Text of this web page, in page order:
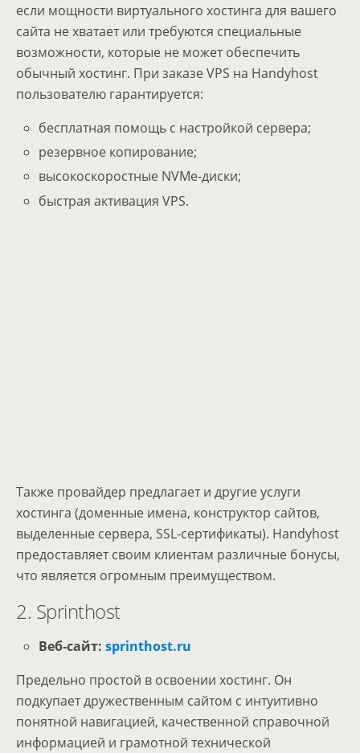
если мощности виртуального хостинга для вашего
сайта не хватает или требуются специальные
возможности, которые не может обеспечить
обычный хостинг. При заказе VPS на Handyhost
пользователю гарантируется:
бесплатная помощь с настройкой сервера;
резервное копирование;
высокоскоростные NVMe-диски;
быстрая активация VPS.
Также провайдер предлагает и другие услуги
хостинга (доменные имена, конструктор сайтов,
выделенные сервера, SSL-сертификаты). Handyhost
предоставляет своим клиентам различные бонусы,
что является огромным преимуществом.
2. Sprinthost
Веб-сайт:sprinthost.ru
Предельно простой в освоении хостинг. Он
подкупает дружественным сайтом с интуитивно
понятной навигацией, качественной справочной
информацией и грамотной технической